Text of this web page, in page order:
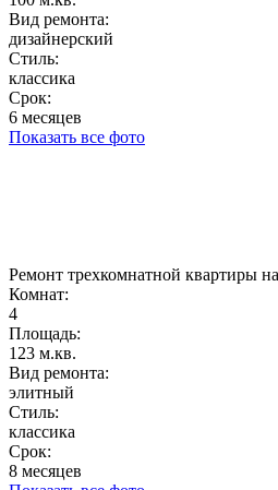
Вид ремонта:
дизайнерский
Стиль:
классика
Срок:
6 месяцев
Показать все фото
Ремонт трехкомнатной квартиры
Комнат:
4
Площадь:
123 м.кв.
Вид ремонта:
элитный
Стиль:
классика
Срок:
8 месяцев